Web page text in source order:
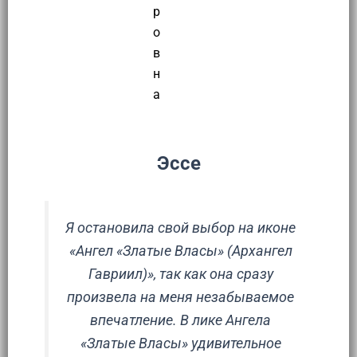
р
о
в
н
а
Эссе
Я остановила свой выбор на иконе
«Ангел «Златые Власы» (Архангел
Гавриил)», так как она сразу
произвела на меня незабываемое
впечатление. В лике Ангела
«Златые Власы» удивительное